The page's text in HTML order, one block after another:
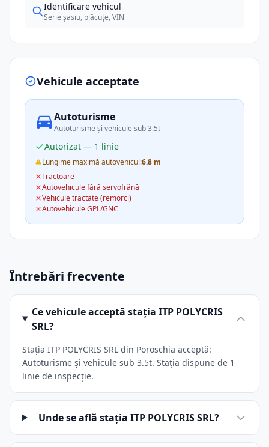
Identificare vehicul
Serie șasiu, plăcuțe, VIN
Vehicule acceptate
Autoturisme
Autoturisme și vehicule sub 3.5t
Autorizat — 1 linie
Lungime maximă autovehicul:6.8 m
Tractoare
Autovehicule fără servofrână
Vehicule tractate (remorci)
Autovehicule GPL/GNC
Întrebări frecvente
Ce vehicule acceptă stația ITP POLYCRIS
SRL?
Stația ITP POLYCRIS SRL din Poroschia acceptă:
Autoturisme și vehicule sub 3.5t. Stația dispune de 1
linie de inspecție.
Unde se află stația ITP POLYCRIS SRL?